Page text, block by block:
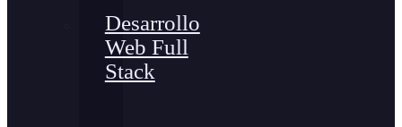
Desarrollo
Web Full
Stack